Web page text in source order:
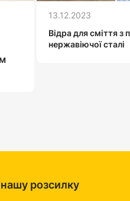
13.12.2023
Відра для сміття з
нержавіючої сталі
розсилку